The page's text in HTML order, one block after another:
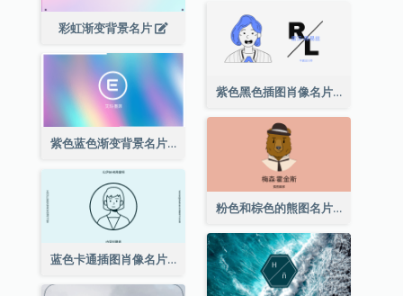
彩虹渐变背景名片
紫色黑色插图肖像名片
紫色蓝色渐变背景名片
粉色和棕色的熊图名片
蓝色卡通插图肖像名片